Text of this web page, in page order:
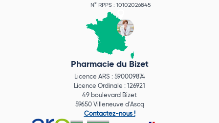
N° RPPS : 10102026845
Pharmacie du Bizet
Licence ARS : 590009874
Licence Ordinale : 126921
49 boulevard Bizet
59650 Villeneuve d'Ascq
Contactez-nous !